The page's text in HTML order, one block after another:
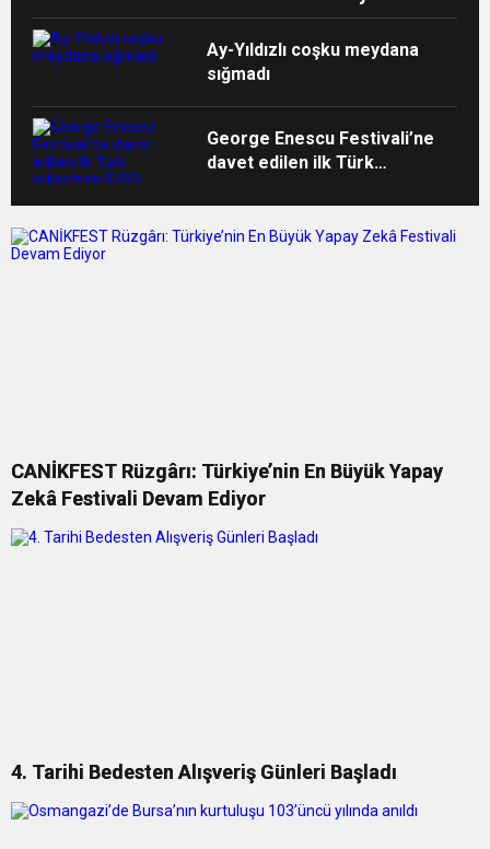
Ay-Yıldızlı coşku meydana
sığmadı
George Enescu Festivali’ne
davet edilen ilk Türk
yurda döndü
CANİKFEST Rüzgârı: Türkiye’nin En Büyük Yapay
Zekâ Festivali Devam Ediyor
4. Tarihi Bedesten Alışveriş Günleri Başladı